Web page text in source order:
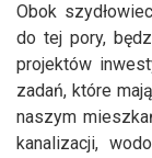
Obok
do tej pory,
projektów
zadań, które
naszym
kanalizacji,